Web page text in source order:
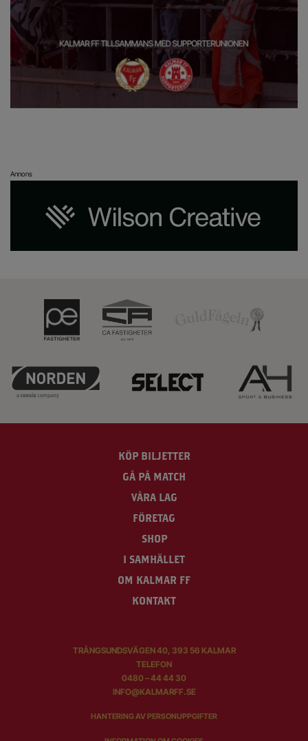
Annons
KÖP BILJETTER
GÅ PÅ MATCH
VÅRA LAG
FÖRETAG
SHOP
I SAMHÄLLET
OM KALMAR FF
KONTAKT
TRÅNGSUNDSVÄGEN 40, 393 56 KALMAR
TELEFON
0480 – 44 44 30
INFO@KALMARFF.SE
HANTERING AV PERSONUPPGIFTER